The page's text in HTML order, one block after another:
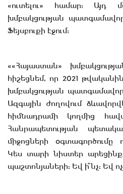
«ուտելու» համար:
խմբակցության պատգամավոր
Ֆեյսբուքի էջում:
««Հայաստան»
հիշեցնեմ, որ 2021
խմբակցության
Ազգային ժողովում
հիմնադրամի կողմից
Հանրապետության
միջոցների օգտագործումը
Կես տարի նիստեր
պաշտոնյաների: Եվ ի՞նչ: Եվ